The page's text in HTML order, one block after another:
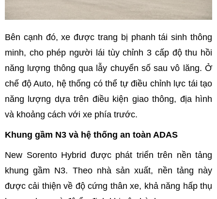
Bên cạnh đó, xe được trang bị phanh tái sinh thông
minh, cho phép người lái tùy chỉnh 3 cấp độ thu hồi
năng lượng thông qua lẫy chuyển số sau vô lăng. Ở
chế độ Auto, hệ thống có thể tự điều chỉnh lực tái tạo
năng lượng dựa trên điều kiện giao thông, địa hình
và khoảng cách với xe phía trước.
Khung gầm N3 và hệ thống an toàn ADAS
New Sorento Hybrid được phát triển trên nền tảng
khung gầm N3. Theo nhà sản xuất, nền tảng này
được cải thiện về độ cứng thân xe, khả năng hấp thụ